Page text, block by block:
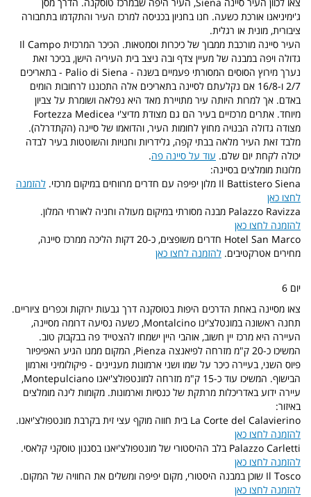
ג'ימיניאנו אורכת כשעה. חנו בחניון בכניסה למרכז העיר והתקדמו בתחבורה
ציבורית, מונית או רגלית.
העיר סיינה מורכבת ממבוך של כיכרות וסמטאות. הכיכר המרכזית Il Campo
גדולה ויפה במבנה של מעיין צדף ובה ניצב בית העיריה הישן, בכיכר זאת
נערך מירוץ הסוסים המסורתי פעמיים בשנה - Palio di Siena - בתאריכים
2/7 ו-16/8 אם נקלעתם לסיינה בתאריכים אלה התכוננו לרחובות הומים
באדם. אך למרות היותה עיר מתויירת מאד היא נפלאה ושומרת על צביון
מיוחד. אתרים מרכזיים בעיר הם גם מצודת מדיצ'י Fortezza Medicea
מצודה גדולה הבנויה מחוץ לחומות העיר, והדואמו של סיינה (הקתדרלה).
מלבד זאת העיר מלאה בבתי קפה, גלידריות וחנויות והשוטטות בעיר לבדה
יכולה לקחת יום שלם. עוד על סיינה פה.
מלונות מומלצים בסיינה:
Il Battistero Siena מלון יפיפה עם חדרים מרווחים במיקום מרכזי.
להזמנה
לחצו כאן
Palazzo Ravizza מבנה מסורתי במיקום מעולה וחניה לאורחי המלון.
להזמנה לחצו כאן
Hotel San Marco חדרים משופצים, כ-20 דקות הליכה ממרכז סיינה,
מחירים אטרקטיבים. להזמנה לחצו כאן
יום 6
צאו מסיינה באחת הדרכים היפות בטוסקנה דרך גבעות ירוקות וכפרים ציוריים.
תחנה ראשונה במונטלצ'ינו Montalcino, כשעה נסיעה דרומה מסיינה,
העיירה היא מרכז יין חשוב, אוהבי היין ישמחו להצטייד פה בבקבוק טוב.
המשיכו כ-20 ק"מ מזרחה לפיאנצה Pienza, המקום ממנו הגיע האפיפיור
פיוס השני, בעיירה כיכר על שמו ושני ארמונות מעניינים - פיקולומיני וארמון
הבישוף. המשיכו עוד כ-15 ק"מ מזרחה למונטפולצ'יאנו Montepulciano,
עיירה ידוע באדריכלות מרתקת של כנסיות וארמונות. מקומות לינה מומלצים
באיזור:
La Corte del Calavierino בית חווה מוקף עצי זית בקרבת מונטפולצ'יאנו.
להזמנה לחצו כאן
Palazzo Carletti בלב ההיסטורי של מונטפולצ'יאנו בסגנון טוסקני קלאסי.
להזמנה לחצו כאן
Il Tosco שוכן במבנה היסטורי, מקום יפיפה ומשלים את החוויה של המקום.
להזמנה לחצו כאן